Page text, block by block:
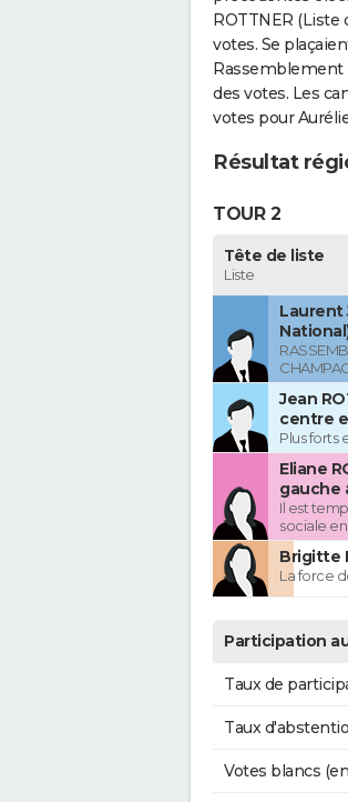
ROTTNER (Liste
votes. Se
Rassemblement
des votes. Les
votes pour
Résultat
TOUR 2
Tête de liste
Liste
Laurent
Jean
centre
Plus forts
Eliane
gauche
Il est
sociale
Brigitte
La force
Participation
Taux de
Taux
Votes blancs